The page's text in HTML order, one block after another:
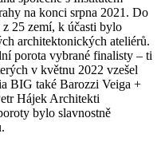
na konci srpna 2021. Do
z 25 zemí, k účasti bylo
architektonických ateliérů.
porota vybrané finalisty – ti
v květnu 2022 vzešel
BIG také Barozzi Veiga +
Hájek Architekti
bylo slavnostně